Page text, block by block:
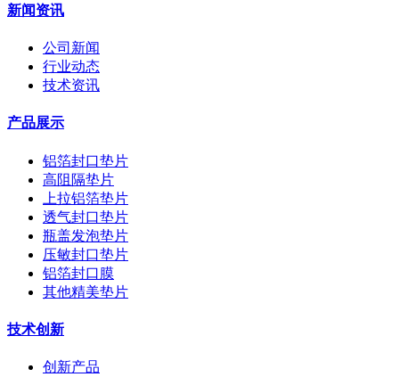
新闻资讯
公司新闻
行业动态
技术资讯
产品展示
铝箔封口垫片
高阻隔垫片
上拉铝箔垫片
透气封口垫片
瓶盖发泡垫片
压敏封口垫片
铝箔封口膜
其他精美垫片
技术创新
创新产品